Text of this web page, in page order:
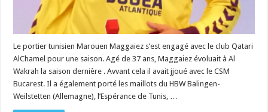
Le portier tunisien Marouen Maggaiez s’est engagé avec le club Qatari
AlChamel pour une saison. Agé de 37 ans, Maggaiez évoluait à Al
Wakrah la saison dernière . Avvant cela il avait jjoué avec le CSM
Bucarest. Il a également porté les maillots du HBW Balingen-
Weilstetten (Allemagne), l’Espérance de Tunis, …